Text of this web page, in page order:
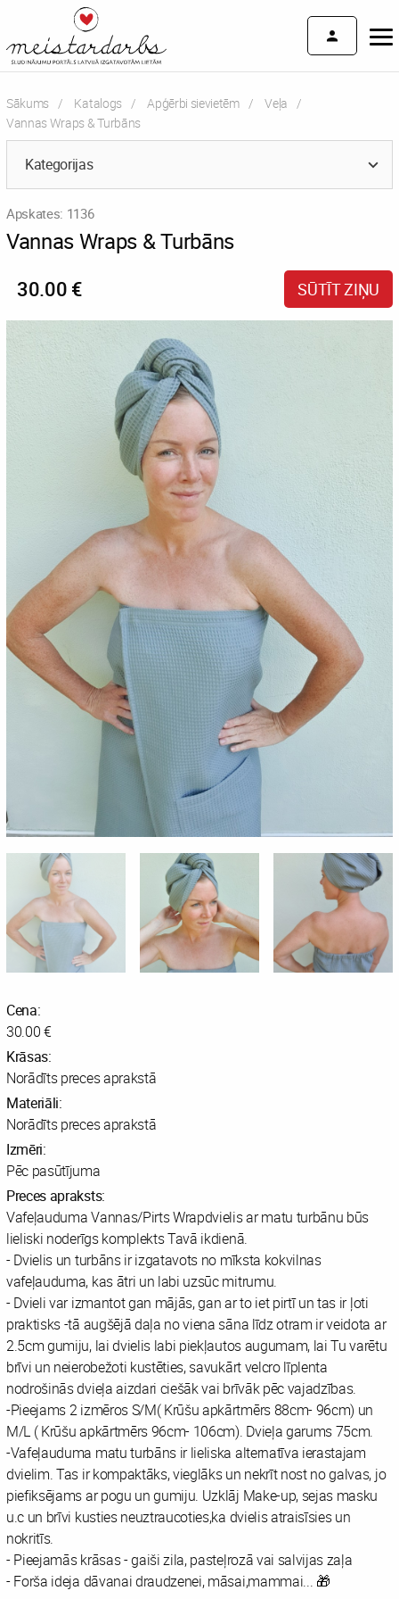
Sākums Katalogs Apģērbi sievietēm
Veļa
Current:
Vannas Wraps & Turbāns
Kategorijas
Apskates: 1136
Vannas Wraps & Turbāns
30.00 € SŪTĪT ZIŅU
Cena:
30.00 €
Krāsas:
Norādīts preces aprakstā
Materiāli:
Norādīts preces aprakstā
Izmēri:
Pēc pasūtījuma
Preces apraksts:
Vafeļauduma Vannas/Pirts Wrapdvielis ar matu turbānu būs
lieliski noderīgs komplekts Tavā ikdienā.
- Dvielis un turbāns ir izgatavots no mīksta kokvilnas
vafeļauduma, kas ātri un labi uzsūc mitrumu.
- Dvieli var izmantot gan mājās, gan ar to iet pirtī un tas ir ļoti
praktisks -tā augšējā daļa no viena sāna līdz otram ir veidota ar
2.5cm gumiju, lai dvielis labi piekļautos augumam, lai Tu varētu
brīvi un neierobežoti kustēties, savukārt velcro līplenta
nodrošinās dvieļa aizdari ciešāk vai brīvāk pēc vajadzības.
-Pieejams 2 izmēros S/M( Krūšu apkārtmērs 88cm- 96cm) un
M/L ( Krūšu apkārtmērs 96cm- 106cm). Dvieļa garums 75cm.
-Vafeļauduma matu turbāns ir lieliska alternatīva ierastajam
dvielim. Tas ir kompaktāks, vieglāks un nekrīt nost no galvas, jo
piefiksējams ar pogu un gumiju. Uzklāj Make-up, sejas masku
u.c un brīvi kusties neuztraucoties,ka dvielis atraisīsies un
nokritīs.
- Pieejamās krāsas - gaiši zila, pasteļrozā vai salvijas zaļa
- Forša ideja dāvanai draudzenei, māsai,mammai... 🎁